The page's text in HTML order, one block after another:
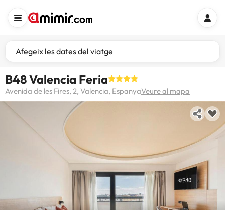
Afegeix les dates del viatge
B48 Valencia Feria
Avenida de les Fires, 2, Valencia, EspanyaVeure al mapa